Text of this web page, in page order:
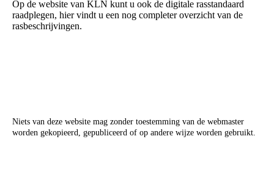
Op de website van KLN kunt u ook de digitale rasstandaard
raadplegen, hier vindt u een nog completer overzicht van de
rasbeschrijvingen.
Niets van deze website mag zonder toestemming van de webmaster
worden gekopieerd, gepubliceerd of op andere wijze worden gebruikt.